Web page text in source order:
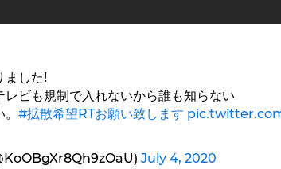
ました!
レビも規制で入れないから誰も知らない
#拡散希望RTお願い致します
July 4, 2020